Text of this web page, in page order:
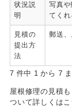
状況説
明
写真
てくれ
見積の
提出方
法
郵送、
7 件中 1 から 7
屋根修理の見積
ついて詳しくは